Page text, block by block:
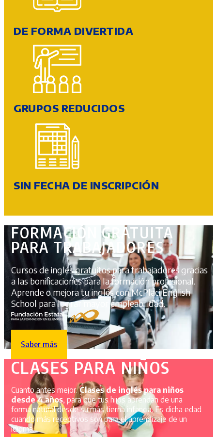
DE FORMA DIVERTIDA
GRUPOS REDUCIDOS
SIN FECHA DE INSCRIPCIÓN
FORMACIÓN GRATUITA
PARA TRABAJADORES
Cursos de inglés gratuitos para trabajadores gracias
a las bonificaciones para la formación profesional.
Aprende o mejora tu inglés con McPlaci English
School para lograr mayor empleabilidád.
Saber más
CLASES PARA NIÑOS
Cuanto antes mejor.Clases de inglés para niños
desde 4 años, para que tus hijos aprendan de una
forma natural desde su más tierna infancia. Es dicha edad
cuando más receptivos son para el aprendizaje de un
idioma.